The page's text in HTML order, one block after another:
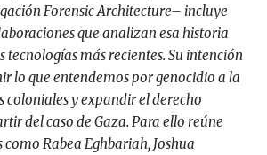
Forensic Architecture– incluye
que analizan esa historia
tecnologías más recientes. Su intención
lo que entendemos por genocidio a la
coloniales y expandir el derecho
del caso de Gaza. Para ello reúne
Rabea Eghbariah, Joshua